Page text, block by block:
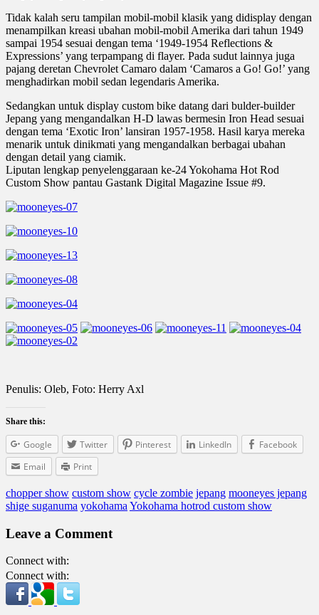
Tidak kalah seru tampilan mobil-mobil klasik yang didisplay dengan
menampilkan kreasi ubahan mobil-mobil Amerika dari tahun 1949
sampai 1954 sesuai dengan tema ‘1949-1954 Reflections &
Expressions’ yang terpampang di flayer. Pada sudut lainnya juga
pajang deretan Chevrolet Camaro dalam ‘Camaros a Go! Go!’ yang
menghadirkan mobil sedan legendaris Amerika.
Sedangkan untuk display custom bike datang dari bulder-builder
Jepang yang mengandalkan H-D lawas bermesin Iron Head sesuai
dengan tema ‘Exotic Iron’ lansiran 1957-1958. Hasil karya mereka
menarik untuk dinikmati yang mengandalkan berbagai ubahan
dengan detail yang ciamik.
Liputan lengkap penyelenggaraan ke-24 Yokohama Hot Rod
Custom Show pantau Gastank Digital Magazine Issue #9.
Penulis: Oleb, Foto: Herry Axl
Share this:
Google Twitter Pinterest LinkedIn
Facebook
Email
Print
chopper show custom show cycle zombie jepang mooneyes jepang
shige suganuma yokohama Yokohama hotrod custom show
Leave a Comment
Connect with:
Connect with: